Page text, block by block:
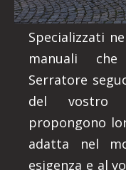
Specializzati
manuali
Serratore
del vostro
propongono
adatta nel
esigenza e al